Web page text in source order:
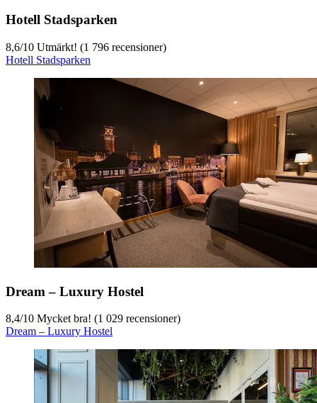
Hotell Stadsparken
8,6/10 Utmärkt! (1 796 recensioner)
Hotell Stadsparken
Dream – Luxury Hostel
8,4/10 Mycket bra! (1 029 recensioner)
Dream – Luxury Hostel